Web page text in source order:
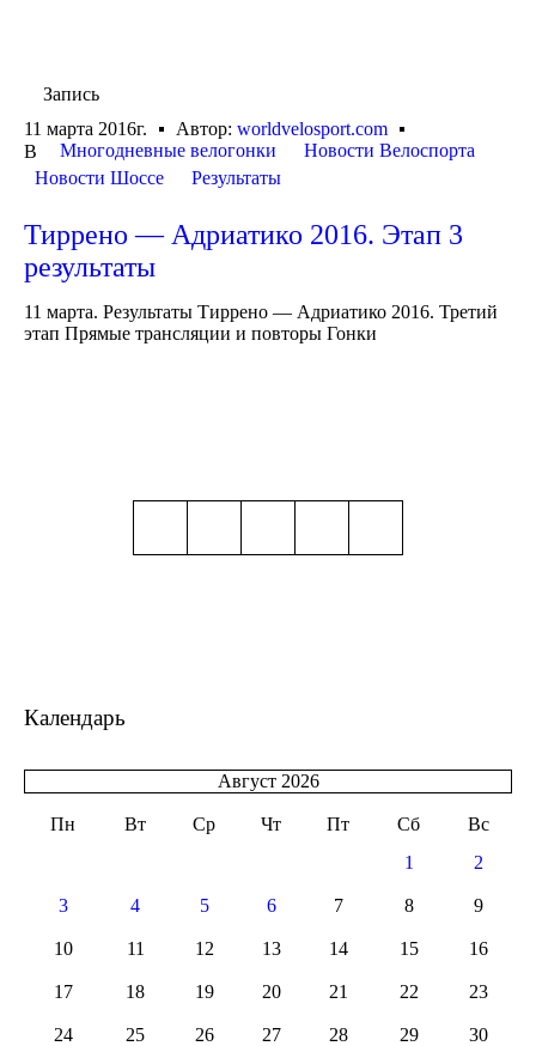
Запись
11 марта 2016г.
Автор: worldvelosport.com
В
Многодневные велогонки
Новости Велоспорта
Новости Шоссе
Результаты
Тиррено — Адриатико 2016. Этап 3
результаты
11 марта. Результаты Тиррено — Адриатико 2016. Третий
этап Прямые трансляции и повторы Гонки
Календарь
Август 2026
Пн Вт Ср Чт Пт Сб
Вс
1
2
3 4 5 6 7 8 9
10 11 12 13 14 15 16
17 18 19 20 21 22 23
24 25 26 27 28 29 30